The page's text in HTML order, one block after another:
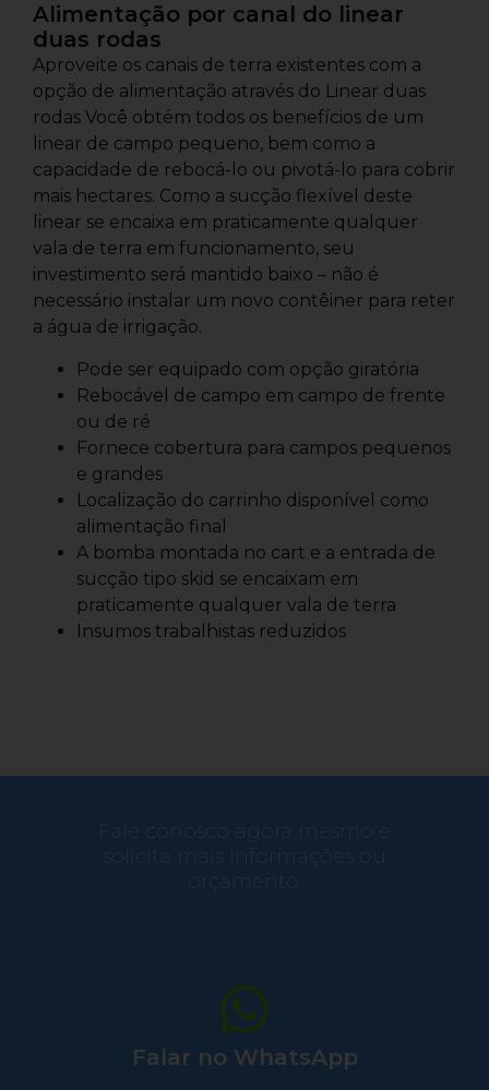
Alimentação por canal do linear
duas rodas
Aproveite os canais de terra existentes com a
opção de alimentação através do Linear duas
rodas Você obtém todos os benefícios de um
linear de campo pequeno, bem como a
capacidade de rebocá-lo ou pivotá-lo para cobrir
mais hectares. Como a sucção flexível deste
linear se encaixa em praticamente qualquer
vala de terra em funcionamento, seu
investimento será mantido baixo – não é
necessário instalar um novo contêiner para reter
a água de irrigação.
Pode ser equipado com opção giratória
Rebocável de campo em campo de frente
ou de ré
Fornece cobertura para campos pequenos
e grandes
Localização do carrinho disponível como
alimentação final
A bomba montada no cart e a entrada de
sucção tipo skid se encaixam em
praticamente qualquer vala de terra
Insumos trabalhistas reduzidos
Fale conosco agora mesmo e
solicite mais informações ou
orçamento.
Falar no WhatsApp